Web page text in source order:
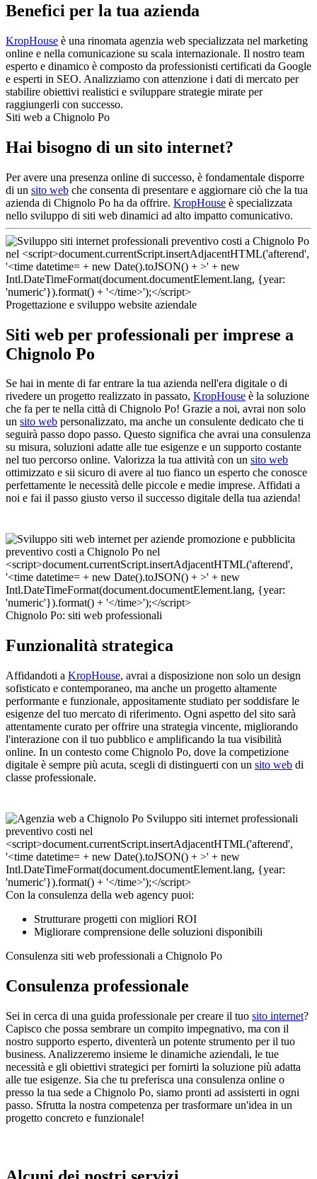
Benefici per la tua azienda
KropHouse è una rinomata agenzia web specializzata nel marketing
online e nella comunicazione su scala internazionale. Il nostro team
esperto e dinamico è composto da professionisti certificati da Google
e esperti in SEO. Analizziamo con attenzione i dati di mercato per
stabilire obiettivi realistici e sviluppare strategie mirate per
raggiungerli con successo.
Siti web a Chignolo Po
Hai bisogno di un sito internet?
Per avere una presenza online di successo, è fondamentale disporre
di un sito web che consenta di presentare e aggiornare ciò che la tua
azienda di Chignolo Po ha da offrire. KropHouse è specializzata
nello sviluppo di siti web dinamici ad alto impatto comunicativo.
Progettazione e sviluppo website aziendale
Siti web per professionali per imprese a
Chignolo Po
Se hai in mente di far entrare la tua azienda nell'era digitale o di
rivedere un progetto realizzato in passato, KropHouse è la soluzione
che fa per te nella città di Chignolo Po! Grazie a noi, avrai non solo
un sito web personalizzato, ma anche un consulente dedicato che ti
seguirà passo dopo passo. Questo significa che avrai una consulenza
su misura, soluzioni adatte alle tue esigenze e un supporto costante
nel tuo percorso online. Valorizza la tua attività con un sito web
ottimizzato e sii sicuro di avere al tuo fianco un esperto che conosce
perfettamente le necessità delle piccole e medie imprese. Affidati a
noi e fai il passo giusto verso il successo digitale della tua azienda!
Chignolo Po: siti web professionali
Funzionalità strategica
Affidandoti a KropHouse, avrai a disposizione non solo un design
sofisticato e contemporaneo, ma anche un progetto altamente
performante e funzionale, appositamente studiato per soddisfare le
esigenze del tuo mercato di riferimento. Ogni aspetto del sito sarà
attentamente curato per offrire una strategia vincente, migliorando
l'interazione con il tuo pubblico e amplificando la tua visibilità
online. In un contesto come Chignolo Po, dove la competizione
digitale è sempre più acuta, scegli di distinguerti con un sito web di
classe professionale.
Con la consulenza della web agency puoi:
Strutturare progetti con migliori ROI
Migliorare comprensione delle soluzioni disponibili
Consulenza siti web professionali a Chignolo Po
Consulenza professionale
Sei in cerca di una guida professionale per creare il tuo sito internet?
Capisco che possa sembrare un compito impegnativo, ma con il
nostro supporto esperto, diventerà un potente strumento per il tuo
business. Analizzeremo insieme le dinamiche aziendali, le tue
necessità e gli obiettivi strategici per fornirti la soluzione più adatta
alle tue esigenze. Sia che tu preferisca una consulenza online o
presso la tua sede a Chignolo Po, siamo pronti ad assisterti in ogni
passo. Sfrutta la nostra competenza per trasformare un'idea in un
progetto concreto e funzionale!